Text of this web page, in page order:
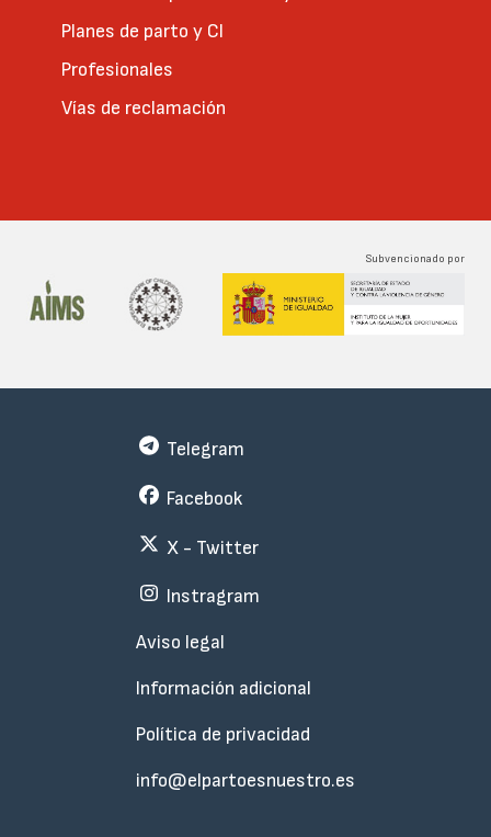
Planes de parto y CI
Profesionales
Vías de reclamación
Subvencionado por
Subfooter
Telegram
Facebook
X - Twitter
Instragram
Aviso legal
Información adicional
Política de privacidad
info@elpartoesnuestro.es